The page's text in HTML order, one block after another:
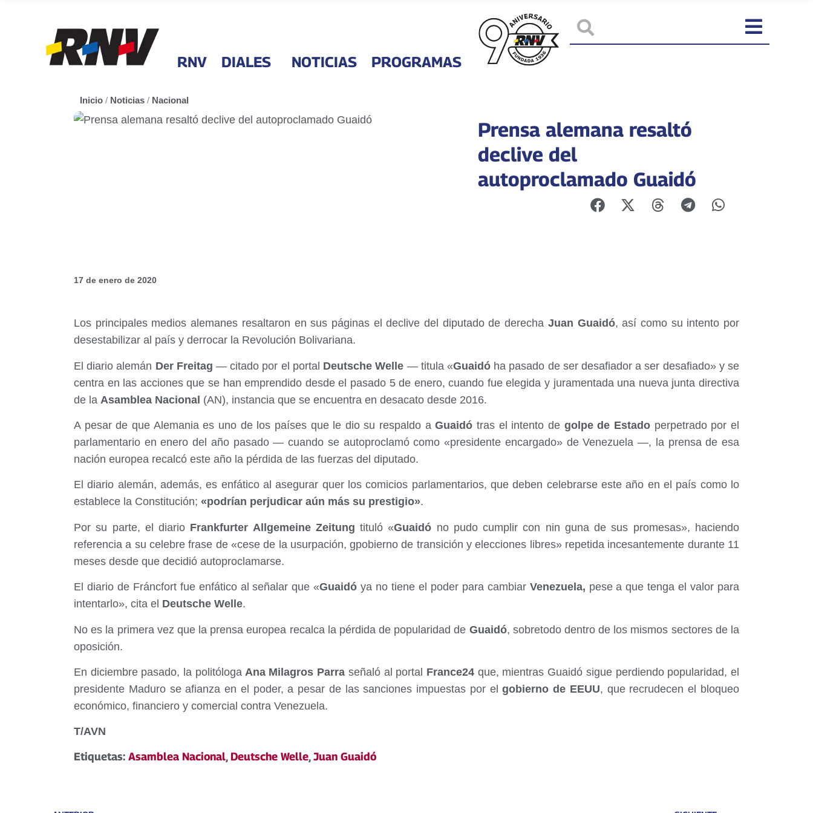
RNV DIALES NOTICIAS PROGRAMAS
Inicio / Noticias / Nacional
Prensa alemana resaltó
declive del
autoproclamado Guaidó
17 de enero de 2020
Los principales medios alemanes resaltaron en sus páginas el declive del diputado de derecha Juan Guaidó, así como su intento por
desestabilizar al país y derrocar la Revolución Bolivariana.
El diario alemán Der Freitag — citado por el portal Deutsche Welle — titula «Guaidóha pasado de ser desafiador a ser desafiado» y se
centra en las acciones que se han emprendido desde el pasado 5 de enero, cuando fue elegida y juramentada una nueva junta directiva
de la Asamblea Nacional (AN), instancia que se encuentra en desacato desde 2016.
A pesar de que Alemania es uno de los países que le dio su respaldo aGuaidó tras el intento de golpe de Estado perpetrado por el
parlamentario en enero del año pasado — cuando se autoproclamó como «presidente encargado» de Venezuela —, la prensa de esa
nación europea recalcó este año la pérdida de las fuerzas del diputado.
El diario alemán, además, es enfático al asegurar quer los comicios parlamentarios, que deben celebrarse este año en el país como lo
establece la Constitución; «podrían perjudicar aún más su prestigio».
Por su parte, el diario Frankfurter Allgemeine Zeitung tituló «Guaidó no pudo cumplir con nin guna de sus promesas», haciendo
referencia a su celebre frase de «cese de la usurpación, gpobierno de transición y elecciones libres» repetida incesantemente durante 11
meses desde que decidió autoproclamarse.
El diario de Fráncfort fue enfático al señalar que «Guaidó ya no tiene el poder para cambiar Venezuela, pese a que tenga el valor para
intentarlo», cita el Deutsche Welle.
No es la primera vez que la prensa europea recalca la pérdida de popularidad de Guaidó, sobretodo dentro de los mismos sectores de la
oposición.
En diciembre pasado, la politólogaAna Milagros Parra señaló al portal France24que, mientras Guaidó sigue perdiendo popularidad, el
presidente Maduro se afianza en el poder, a pesar de las sanciones impuestas por elgobierno de EEUU, que recrudecen el bloqueo
económico, financiero y comercial contra Venezuela.
T/AVN
Etiquetas: Asamblea Nacional, Deutsche Welle,Juan Guaidó